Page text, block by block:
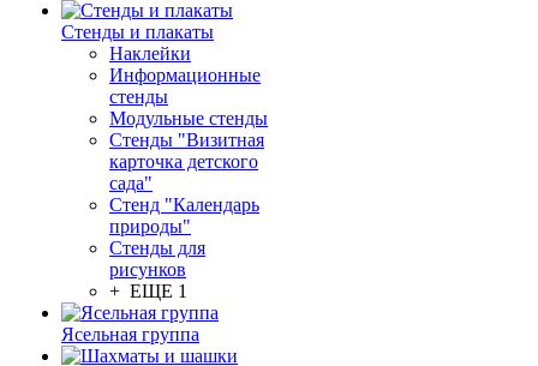
Стенды и плакаты
Наклейки
Информационные
стенды
Модульные стенды
Стенды "Визитная
карточка детского
сада"
Стенд "Календарь
природы"
Стенды для
рисунков
+ ЕЩЕ 1
Ясельная группа